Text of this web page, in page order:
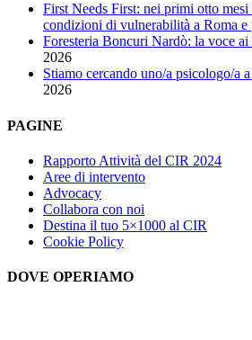
First Needs First: nei primi otto mesi
condizioni di vulnerabilità a Roma e
Foresteria Boncuri Nardò: la voce ai
2026
Stiamo cercando uno/a psicologo/a
2026
PAGINE
Rapporto Attività del CIR 2024
Aree di intervento
Advocacy
Collabora con noi
Destina il tuo 5×1000 al CIR
Cookie Policy
DOVE OPERIAMO